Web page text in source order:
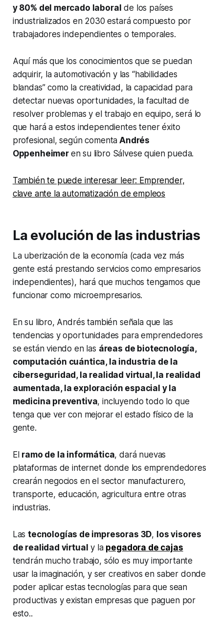
y 80% del mercado laboral de los países
industrializados en 2030 estará compuesto por
trabajadores independientes o temporales.
Aquí más que los conocimientos que se puedan
adquirir, la automotivación y las “habilidades
blandas” como la creatividad, la capacidad para
detectar nuevas oportunidades, la facultad de
resolver problemas y el trabajo en equipo, será lo
que hará a estos independientes tener éxito
profesional, según comenta Andrés
Oppenheimer en su libro Sálvese quien pueda.
También te puede interesar leer: Emprender,
clave ante la automatización de empleos
La evolución de las industrias
La uberizaciónde la economía (cada vez más
gente está prestando servicios como empresarios
independientes), hará que muchos tengamos que
funcionar como microempresarios.
En su libro, Andrés también señala que las
tendencias y oportunidades para emprendedores
se están viendo en las áreas de biotecnología,
computación cuántica, la industria de la
ciberseguridad, la realidad virtual, la realidad
aumentada, la exploración espacial y la
medicina preventiva, incluyendo todo lo que
tenga que ver con mejorar el estado físico de la
gente.
El ramo de la informática, dará nuevas
plataformas de internet donde los emprendedores
crearán negocios en el sector manufacturero,
transporte, educación, agricultura entre otras
industrias.
Lastecnologías de impresoras 3D, los visores
de realidad virtual y la pegadora de cajas
tendrán mucho trabajo, sólo es muy importante
usar la imaginación, y ser creativos en saber donde
poder aplicar estas tecnologías para que sean
productivas y existan empresas que paguen por
esto..